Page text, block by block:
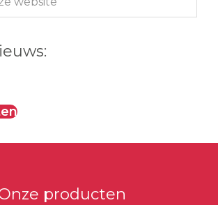
producten